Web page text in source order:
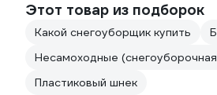
Этот товар из подборок
Какой снегоуборщик купить
Несамоходные
Пластиковый шнек